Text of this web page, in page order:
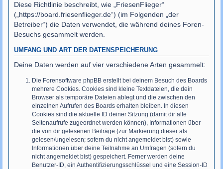
Diese Richtlinie beschreibt, wie „FriesenFlieger“
(„https://board.friesenflieger.de“) (im Folgenden „der
Betreiber“) die Daten verwendet, die während deines Foren-
Besuchs gesammelt werden.
UMFANG UND ART DER DATENSPEICHERUNG
Deine Daten werden auf vier verschiedene Arten gesammelt:
Die Forensoftware phpBB erstellt bei deinem Besuch des Boards
mehrere Cookies. Cookies sind kleine Textdateien, die dein
Browser als temporäre Dateien ablegt und die zwischen den
einzelnen Aufrufen des Boards erhalten bleiben. In diesen
Cookies sind die aktuelle ID deiner Sitzung (damit dir alle
Seitenaufrufe zugeordnet werden können), Informationen über
die von dir gelesenen Beiträge (zur Markierung dieser als
gelesen/ungelesen; sofern du nicht angemeldet bist) sowie
Informationen über deine Teilnahme an Umfragen (sofern du
nicht angemeldet bist) gespeichert. Ferner werden deine
Benutzer-ID, ein Authentifizierungsschlüssel und eine Session-ID